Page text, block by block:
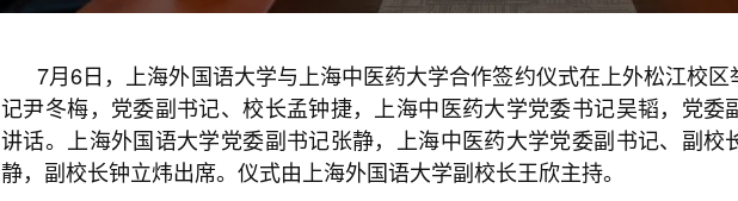
7月6日，上海外国语大学与上海中医药大学合作签约仪式在上外松江校
记尹冬梅，党委副书记、校长孟钟捷，上海中医药大学党委书记吴韬，党委
讲话。上海外国语大学党委副书记张静，上海中医药大学党委副书记、副校
静，副校长钟立炜出席。仪式由上海外国语大学副校长王欣主持。